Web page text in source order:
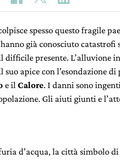
spesso questo fragile
hanno già conosciuto catastrofi
presente. L’alluvione
suo apice con l’esondazione
e il Calore. I danni sono
Gli aiuti giunti e
d’acqua, la città simbolo